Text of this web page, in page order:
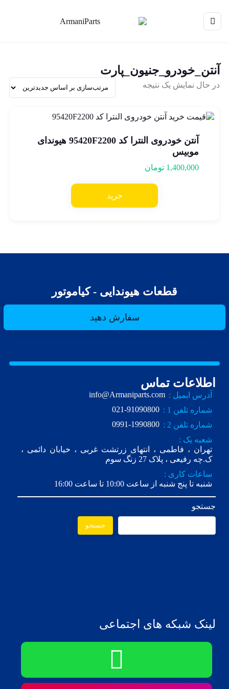
آنتن_خودرو_جنیون_پارت
در حال نمایش یک نتیجه
آنتن خودروی النترا کد 95420F2200 هیوندای
موبیس
1,400,000 تومان
خرید
قطعات هیوندایی - کیاموتور
سفارش دهید
اطلاعات تماس
آدرس ایمیل : info@Armaniparts.com
شماره تلفن 1 :
021-91090800
شماره تلفن 2 :
0991-1990800
شعبه یک :
تهران ، فاطمی ، انتهای زرتشت غربی ، خیابان دائمی ،
ک.چه رفیعی ، پلاک 27 زنگ سوم
ساعات کاری :
شنبه تا پنج شنبه از ساعت 10:00 تا ساعت 16:00
جستجو
جستجو
لینک شبکه های اجتماعی